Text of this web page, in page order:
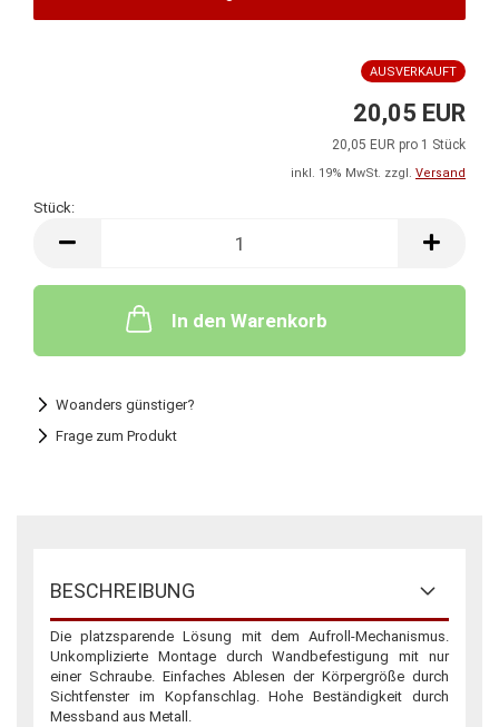
AUSVERKAUFT
20,05 EUR
20,05 EUR pro 1 Stück
inkl. 19% MwSt. zzgl. Versand
Stück:
In den Warenkorb
Woanders günstiger?
Frage zum Produkt
BESCHREIBUNG
Die platzsparende Lösung mit dem Aufroll-Mechanismus.
Unkomplizierte Montage durch Wandbefestigung mit nur
einer Schraube. Einfaches Ablesen der Körpergröße durch
Sichtfenster im Kopfanschlag. Hohe Beständigkeit durch
Messband aus Metall.